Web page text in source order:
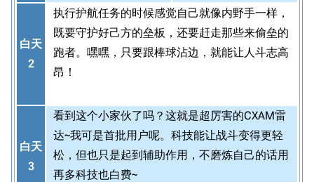
白天
2
执行护航任务的时候感觉自己就像内野手一样，
既要守护好己方的垒板，还要赶走那些来偷垒的
跑者。嘿嘿，只要跟棒球沾边，就能让人斗志高
昂！
白天
3
看到这个小家伙了吗？这就是超厉害的CXAM雷
达~我可是首批用户呢。科技能让战斗变得更轻
松，但也只是起到辅助作用，不磨炼自己的话用
再多科技也白费~